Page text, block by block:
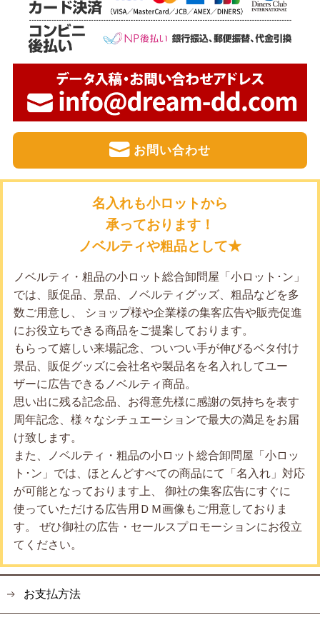
お問い合わせ
名入れも小ロットから
承っております！
ノベルティや粗品として★
ノベルティ・粗品の小ロット総合卸問屋「小ロット･ン」
では、販促品、景品、ノベルティグッズ、粗品などを多
数ご用意し、 ショップ様や企業様の集客広告や販売促進
にお役立ちできる商品をご提案しております。
もらって嬉しい来場記念、ついつい手が伸びるベタ付け
景品、販促グッズに会社名や製品名を名入れしてユー
ザーに広告できるノベルティ商品。
思い出に残る記念品、お得意先様に感謝の気持ちを表す
周年記念、様々なシチュエーションで最大の満足をお届
け致します。
また、ノベルティ・粗品の小ロット総合卸問屋「小ロッ
ト･ン」では、ほとんどすべての商品にて「名入れ」対応
が可能となっております上、 御社の集客広告にすぐに
使っていただける広告用ＤＭ画像もご用意しておりま
す。 ぜひ御社の広告・セールスプロモーションにお役立
てください。
お支払方法